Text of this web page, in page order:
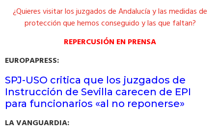
¿Quieres visitar los juzgados de Andalucía y las medidas de
protección que hemos conseguido y las que faltan?
REPERCUSIÓN EN PRENSA
EUROPAPRESS:
SPJ-USO critica que los juzgados de
Instrucción de Sevilla carecen de EPI
para funcionarios «al no reponerse»
LA VANGUARDIA: